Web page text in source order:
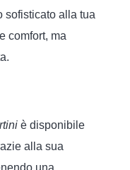
sofisticato alla tua
comfort, ma
è disponibile
alla sua
una